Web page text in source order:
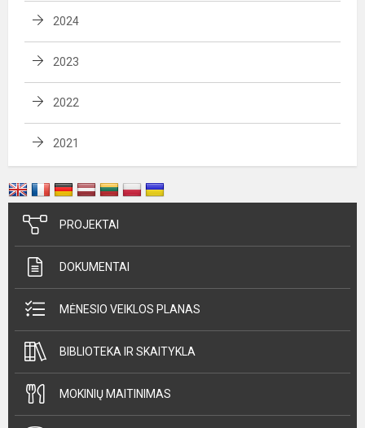
2024
2023
2022
2021
PROJEKTAI
DOKUMENTAI
MĖNESIO VEIKLOS PLANAS
BIBLIOTEKA IR SKAITYKLA
MOKINIŲ MAITINIMAS